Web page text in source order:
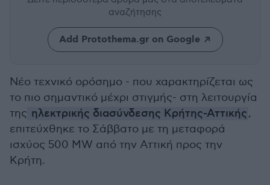
αναζήτησης
Add Protothema.gr on Google
Νέο τεχνικό ορόσημο - που χαρακτηρίζεται ως
το πιο σημαντικό μέχρι στιγμής- στη λειτουργία
της ηλεκτρικής διασύνδεσης Κρήτης-Αττικής,
επιτεύχθηκε το Σάββατο με τη μεταφορά
ισχύος 500 MW από την Αττική προς την
Κρήτη.